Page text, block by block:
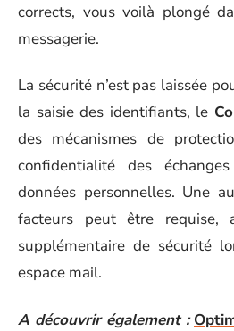
corrects, vous voilà plongé
messagerie.
La sécurité n’est pas laissée
la saisie des identifiants, le
des mécanismes de
confidentialité des
données personnelles. Une
facteurs peut être requise,
supplémentaire de sécurité
espace mail.
A découvrir également :